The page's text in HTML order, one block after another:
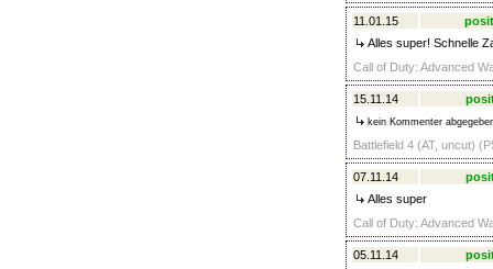
11.01.15
Alles super! Schnelle
Call of Duty: Advanced
15.11.14
kein Kommenter
Battlefield 4 (AT, uncut)
07.11.14
Alles super
Call of Duty: Advanced
05.11.14